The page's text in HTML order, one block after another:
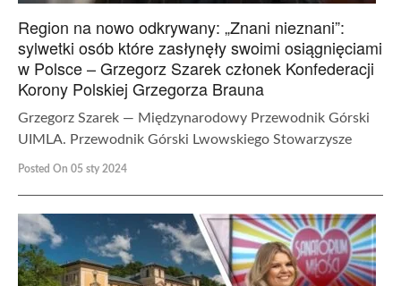
Region na nowo odkrywany: „Znani nieznani”:
sylwetki osób które zasłynęły swoimi osiągnięciami
w Polsce – Grzegorz Szarek członek Konfederacji
Korony Polskiej Grzegorza Brauna
Grzegorz Szarek — Międzynarodowy Przewodnik Górski
UIMLA. Przewodnik Górski Lwowskiego Stowarzysze
Posted On 05 sty 2024